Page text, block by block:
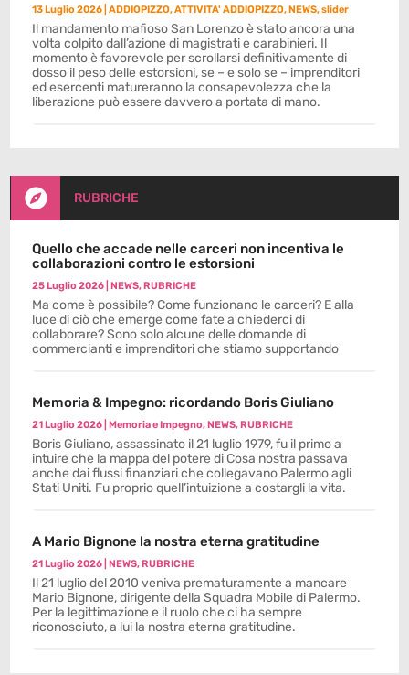
13 Luglio 2026 |ADDIOPIZZO,ATTIVITA' ADDIOPIZZO,NEWS,slider
Il mandamento mafioso San Lorenzo è stato ancora una
volta colpito dall’azione di magistrati e carabinieri. Il
momento è favorevole per scrollarsi definitivamente di
dosso il peso delle estorsioni, se – e solo se – imprenditori
ed esercenti matureranno la consapevolezza che la
liberazione può essere davvero a portata di mano.
 RUBRICHE
Quello che accade nelle carceri non incentiva le
collaborazioni contro le estorsioni
25 Luglio 2026 |NEWS,RUBRICHE
Ma come è possibile? Come funzionano le carceri? E alla
luce di ciò che emerge come fate a chiederci di
collaborare? Sono solo alcune delle domande di
commercianti e imprenditori che stiamo supportando
Memoria & Impegno: ricordando Boris Giuliano
21 Luglio 2026 |Memoria e Impegno,NEWS,RUBRICHE
Boris Giuliano, assassinato il 21 luglio 1979, fu il primo a
intuire che la mappa del potere di Cosa nostra passava
anche dai flussi finanziari che collegavano Palermo agli
Stati Uniti. Fu proprio quell’intuizione a costargli la vita.
A Mario Bignone la nostra eterna gratitudine
21 Luglio 2026 |NEWS,RUBRICHE
Il 21 luglio del 2010 veniva prematuramente a mancare
Mario Bignone, dirigente della Squadra Mobile di Palermo.
Per la legittimazione e il ruolo che ci ha sempre
riconosciuto, a lui la nostra eterna gratitudine.